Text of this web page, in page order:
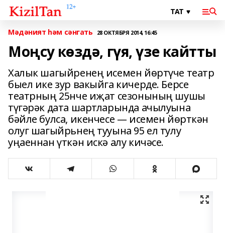
Мәдәният һәм сәнгать 28 ОКТЯБРЯ 2014, 16:45
Моңсу көздә, гүя, үзе кайтты
Халык шагыйренең исемен йөртүче театр
быел ике зур вакыйга кичерде. Берсе
театрның 25нче иҗат сезонының шушы
түгәрәк дата шартларында ачылуына
бәйле булса, икенчесе — исемен йөрткән
олуг шагыйрьнең тууына 95 ел тулу
уңаеннан үткән искә алу кичәсе.